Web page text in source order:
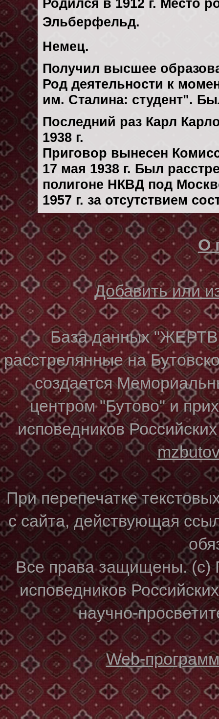
Родился в 1912 г. Место
Эльберфельд.
Немец.
Получил высшее
Род деятельности к
им. Сталина: студент".
Последний раз Карл
1938 г.
Приговор вынесен
17 мая 1938 г. Был
полигоне НКВД под
1957 г. за отсутствием
О
Добавить или
База данных
расстрелянные на
создается
центром "Бутово" и
исповедников
При перепечатке
с сайта, действующая
Все права защищены. (с)
исповедников
научно-
Web-